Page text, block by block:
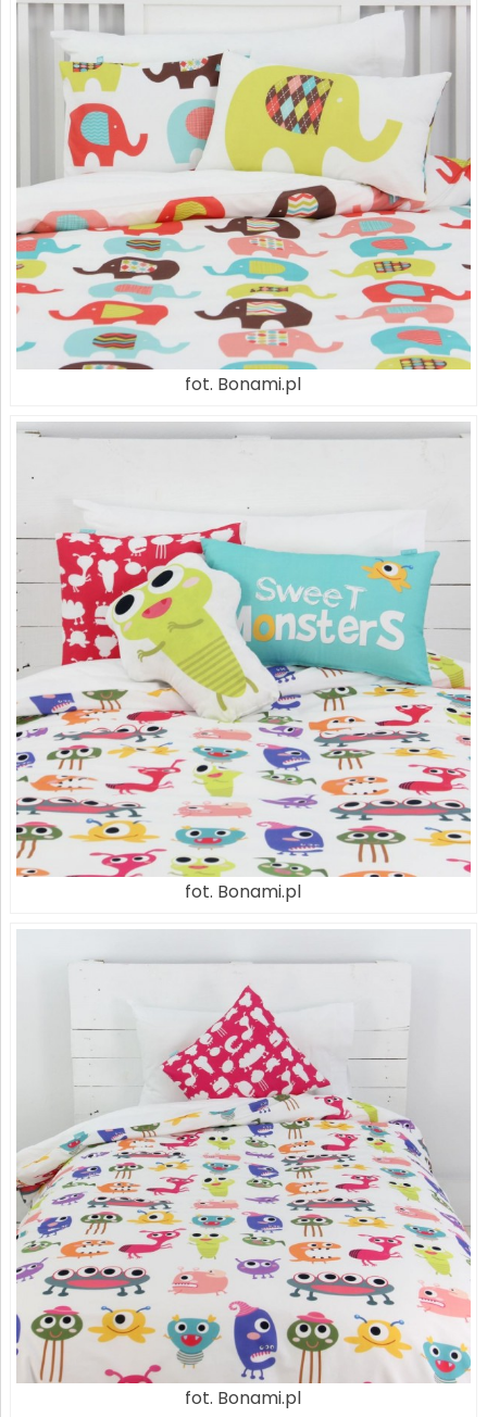
fot. Bonami.pl
fot. Bonami.pl
fot. Bonami.pl